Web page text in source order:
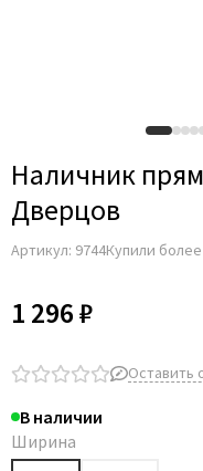
Наличник
Дверцов
Артикул: 9744Купили более
1 296 ₽
Оставить
В наличии
Ширина